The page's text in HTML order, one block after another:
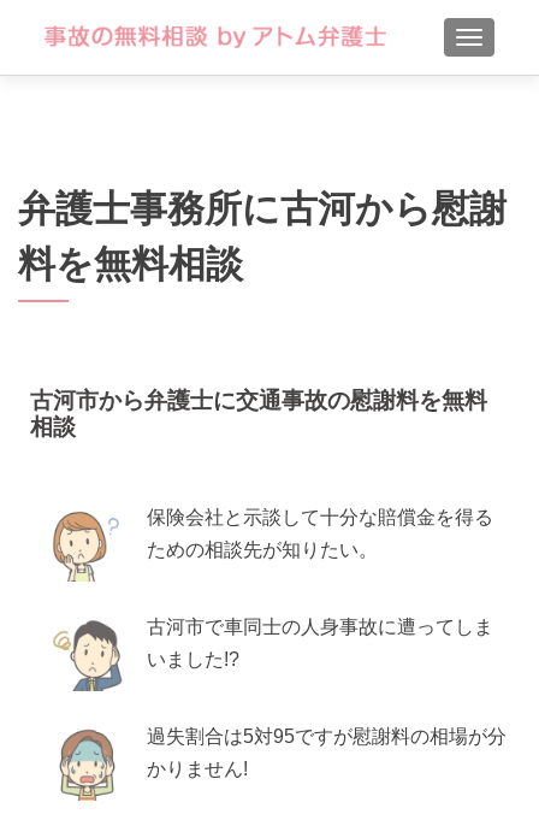
弁護士事務所に古河から慰謝
料を無料相談
古河市から弁護士に交通事故の慰謝料を無料
相談
保険会社と示談して十分な賠償金を得る
ための相談先が知りたい。
古河市で車同士の人身事故に遭ってしま
いました!?
過失割合は5対95ですが慰謝料の相場が分
かりません!